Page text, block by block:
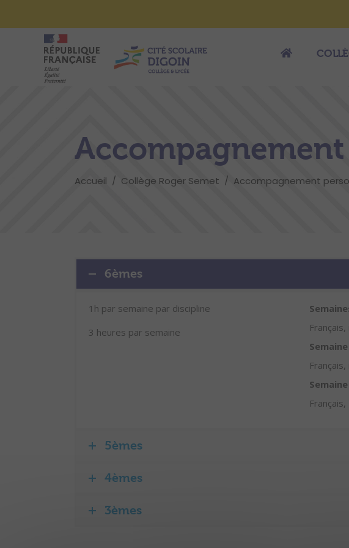
Accueil / Collège Roger Semet / Accompagnement
6èmes
1h par semaine par discipline
3 heures par semaine
Français,
5èmes
4èmes
3èmes